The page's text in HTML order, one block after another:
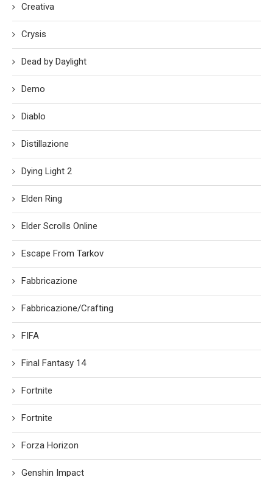
Creativa
Crysis
Dead by Daylight
Demo
Diablo
Distillazione
Dying Light 2
Elden Ring
Elder Scrolls Online
Escape From Tarkov
Fabbricazione
Fabbricazione/Crafting
FIFA
Final Fantasy 14
Fortnite
Fortnite
Forza Horizon
Genshin Impact